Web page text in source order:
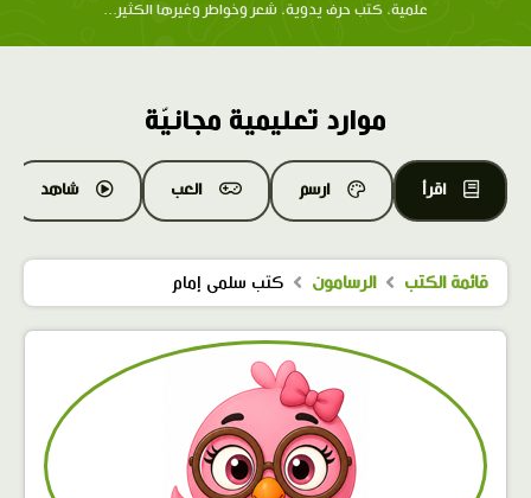
علمية، كتب حرف يدوية، شعر وخواطر وغيرها الكثير...
موارد تعليمية مجانيّة
اقرأ ارسم العب شاهد
قائمة الكتب الرسامون كتب سلمى إمام